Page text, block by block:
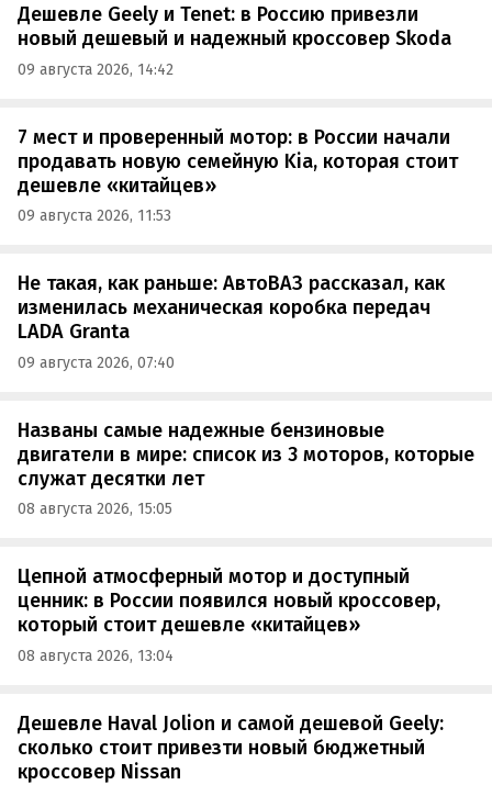
Дешевле Geely и Tenet: в Россию привезли
новый дешевый и надежный кроссовер Skoda
09 августа 2026, 14:42
7 мест и проверенный мотор: в России начали
продавать новую семейную Kia, которая стоит
дешевле «китайцев»
09 августа 2026, 11:53
Не такая, как раньше: АвтоВАЗ рассказал, как
изменилась механическая коробка передач
LADA Granta
09 августа 2026, 07:40
Названы самые надежные бензиновые
двигатели в мире: список из 3 моторов, которые
служат десятки лет
08 августа 2026, 15:05
Цепной атмосферный мотор и доступный
ценник: в России появился новый кроссовер,
который стоит дешевле «китайцев»
08 августа 2026, 13:04
Дешевле Haval Jolion и самой дешевой Geely:
сколько стоит привезти новый бюджетный
кроссовер Nissan